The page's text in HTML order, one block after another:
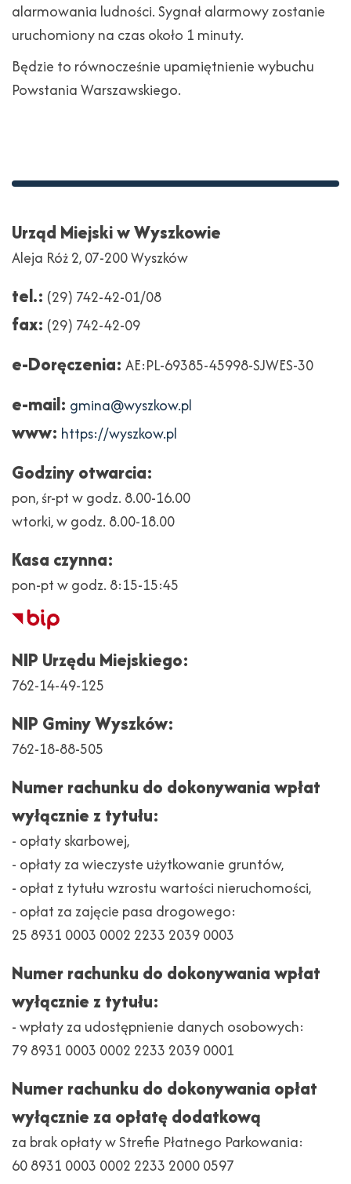
alarmowania ludności. Sygnał alarmowy zostanie
uruchomiony na czas około 1 minuty.
Będzie to równocześnie upamiętnienie wybuchu
Powstania Warszawskiego.
Stopka
Adres
Urząd Miejski w Wyszkowie
Aleja Róż 2, 07-200 Wyszków
tel.: (29) 742-42-01/08
fax: (29) 742-42-09
e-Doręczenia: AE:PL-69385-45998-SJWES-30
e-mail: gmina@wyszkow.pl
www: https://wyszkow.pl
Godziny otwarcia:
pon, śr-pt w godz. 8.00-16.00
wtorki, w godz. 8.00-18.00
Kasa czynna:
pon-pt w godz. 8:15-15:45
Biuletyn
Informacji
Publicznej
NIP Urzędu Miejskiego:
762-14-49-125
NIP Gminy Wyszków:
762-18-88-505
Numer rachunku do dokonywania wpłat
wyłącznie z tytułu:
- opłaty skarbowej,
- opłaty za wieczyste użytkowanie gruntów,
- opłat z tytułu wzrostu wartości nieruchomości,
- opłat za zajęcie pasa drogowego:
25 8931 0003 0002 2233 2039 0003
Numer rachunku do dokonywania wpłat
wyłącznie z tytułu:
- wpłaty za udostępnienie danych osobowych:
79 8931 0003 0002 2233 2039 0001
Numer rachunku do dokonywania opłat
wyłącznie za opłatę dodatkową
za brak opłaty w Strefie Płatnego Parkowania:
60 8931 0003 0002 2233 2000 0597